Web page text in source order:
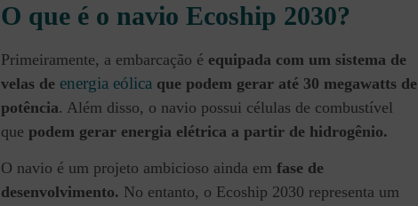
O que é o navio Ecoship 2030?
Primeiramente, a embarcação é equipada com um sistema de
velas de energia eólica que podem gerar até 30 megawatts de
potência. Além disso, o navio possui células de combustível
que podem gerar energia elétrica a partir de hidrogênio.
O navio é um projeto ambicioso ainda em fase de
desenvolvimento. No entanto, o Ecoship 2030 representa um